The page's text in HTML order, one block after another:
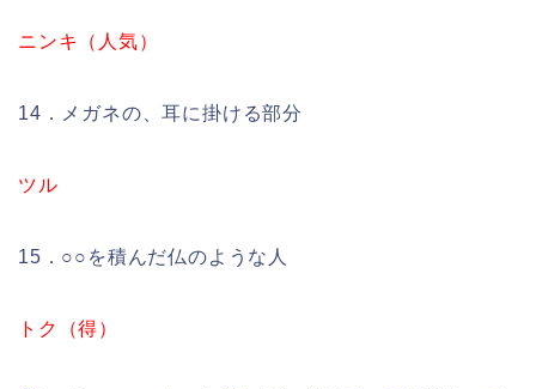
ニンキ（人気）
14．メガネの、耳に掛ける部分
ツル
15．○○を積んだ仏のような人
トク（得）